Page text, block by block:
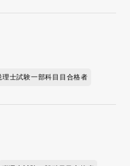
理士試験一部科目目合格者